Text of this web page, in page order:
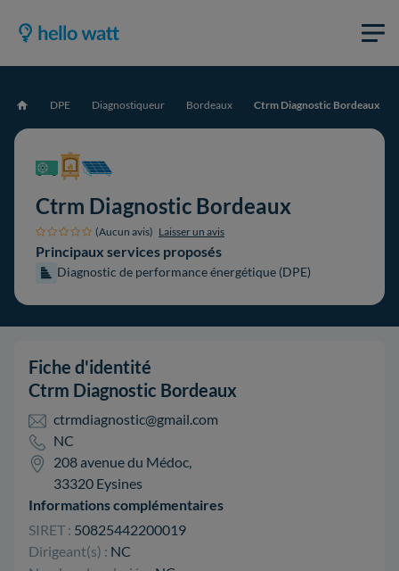
Accueil DPE Diagnostiqueur Bordeaux Ctrm Diagnostic Bordeaux
Ctrm Diagnostic Bordeaux
(Aucun avis) Laisser un avis
Principaux services proposés
Diagnostic de performance énergétique (DPE)
Fiche d'identité
Ctrm Diagnostic Bordeaux
ctrmdiagnostic@gmail.com
NC
208 avenue du Médoc,
33320 Eysines
Informations complémentaires
SIRET : 50825442200019
Dirigeant(s) : NC